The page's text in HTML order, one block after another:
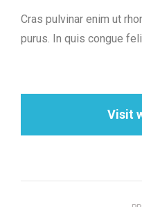
Cras pulvinar enim ut
purus. In quis congue
Visit